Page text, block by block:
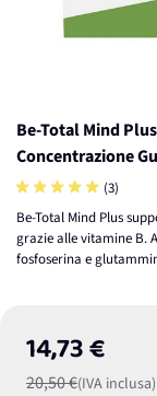
Be-Total Mind
Concentrazione
(3)
Be-Total Mind Plus
grazie alle vitamine B.
fosfoserina e
14,73 €
20,50 €(IVA inclusa)